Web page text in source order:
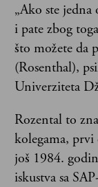
„Ako ste
i pate zbog
što možete da
(Rosenthal),
Univerziteta
Rozental to
kolegama, prvi
još 1984.
iskustva sa